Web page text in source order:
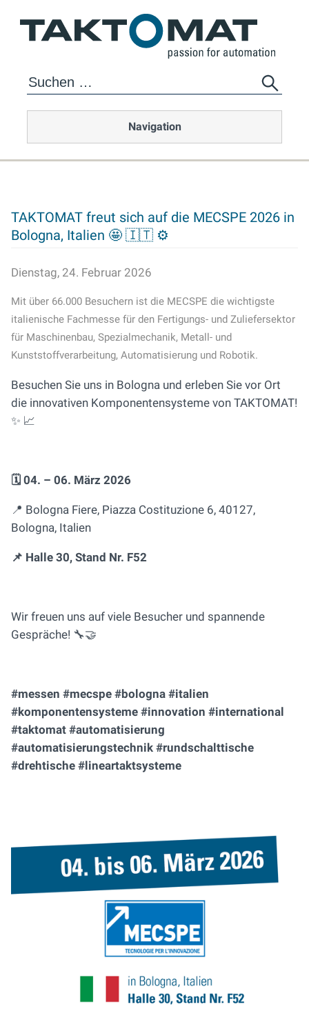
Navigation
TAKTOMAT freut sich auf die MECSPE 2026 in
Bologna, Italien 🤩 🇮🇹 ⚙️
Dienstag, 24. Februar 2026
Mit über 66.000 Besuchern ist die MECSPE die wichtigste
italienische Fachmesse für den Fertigungs- und Zuliefersektor
für Maschinenbau, Spezialmechanik, Metall- und
Kunststoffverarbeitung, Automatisierung und Robotik.
Besuchen Sie uns in Bologna und erleben Sie vor Ort
die innovativen Komponentensysteme von TAKTOMAT!
✨ 📈
🗓️ 04. – 06. März 2026
📍 Bologna Fiere, Piazza Costituzione 6, 40127,
Bologna, Italien
📌 Halle 30, Stand Nr. F52
Wir freuen uns auf viele Besucher und spannende
Gespräche! 🔧🤝
#messen #mecspe #bologna #italien
#komponentensysteme #innovation #international
#taktomat #automatisierung
#automatisierungstechnik #rundschalttische
#drehtische #lineartaktsysteme